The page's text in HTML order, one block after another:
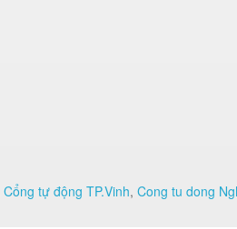
Cổng tự động TP.Vinh, Cong tu dong